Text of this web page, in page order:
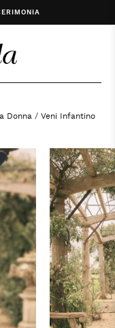
Donna / Veni Infantino